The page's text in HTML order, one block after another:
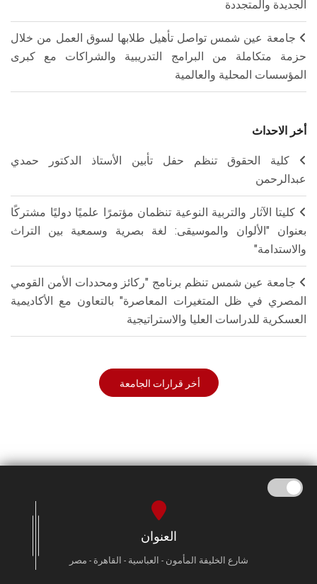
الجديدة والمتجددة
جامعة عين شمس تواصل تأهيل طلابها لسوق العمل من خلال
حزمة متكاملة من البرامج التدريبية والشراكات مع كبرى
المؤسسات المحلية والعالمية
أخر الاحداث
كلية الحقوق تنظم حفل تأبين الأستاذ الدكتور حمدي
عبدالرحمن
كليتا الآثار والتربية النوعية تنظمان مؤتمرًا علميًا دوليًا مشتركًا
بعنوان "الألوان والموسيقى: لغة بصرية وسمعية بين التراث
والاستدامة"
جامعة عين شمس تنظم برنامج "ركائز ومحددات الأمن القومي
المصري في ظل المتغيرات المعاصرة" بالتعاون مع الأكاديمية
العسكرية للدراسات العليا والاستراتيجية
أخر قرارات الجامعة
العنوان
شارع الخليفة المأمون - العباسية - القاهرة - مصر